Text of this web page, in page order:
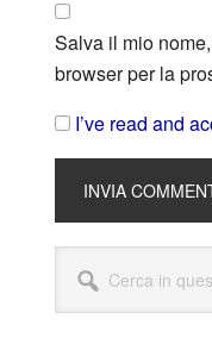
Salva il mio
browser per la
I’ve read and